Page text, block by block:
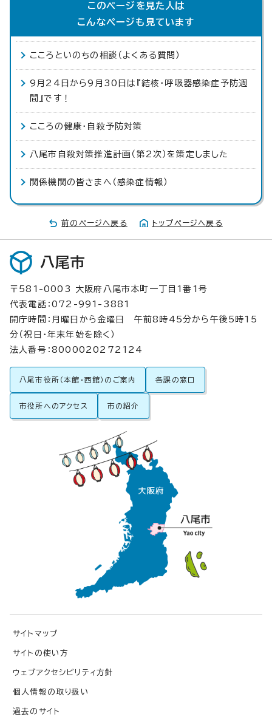
このページを見た人は
こんなページも見ています
こころといのちの相談（よくある質問）
9月24日から9月30日は『結核・呼吸器感染症予防週
間』です！
こころの健康・自殺予防対策
八尾市自殺対策推進計画（第2次）を策定しました
関係機関の皆さまへ（感染症情報）
前のページへ戻る トップページへ戻る
八尾市
〒581-0003 大阪府八尾市本町一丁目1番1号
代表電話：072-991-3881
開庁時間：月曜日から金曜日 午前8時45分から午後5時15
分（祝日・年末年始を除く）
法人番号：8000020272124
八尾市役所（本館・西館）のご案内 各課の窓口
市役所へのアクセス 市の紹介
サイトマップ
サイトの使い方
ウェブアクセシビリティ方針
個人情報の取り扱い
過去のサイト